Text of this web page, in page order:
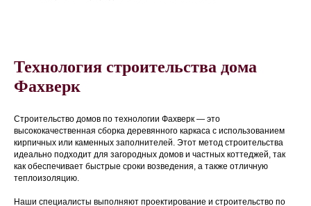
Технология строительства дома
Фахверк
Строительство домов по технологии Фахверк — это
высококачественная сборка деревянного каркаса с использованием
кирпичных или каменных заполнителей. Этот метод строительства
идеально подходит для загородных домов и частных коттеджей, так
как обеспечивает быстрые сроки возведения, а также отличную
теплоизоляцию.
Наши специалисты выполняют проектирование и строительство по